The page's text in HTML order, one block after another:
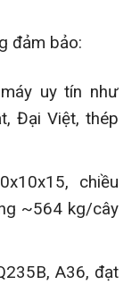
đảm bảo:
uy tín như
Đại Việt, thép
chiều
~564 kg/cây
A36, đạt